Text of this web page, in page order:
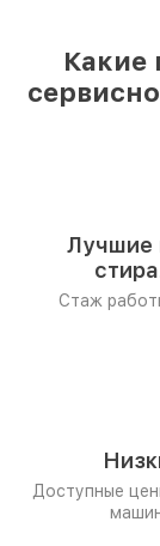
Какие
Лучшие
Стаж
Доступные